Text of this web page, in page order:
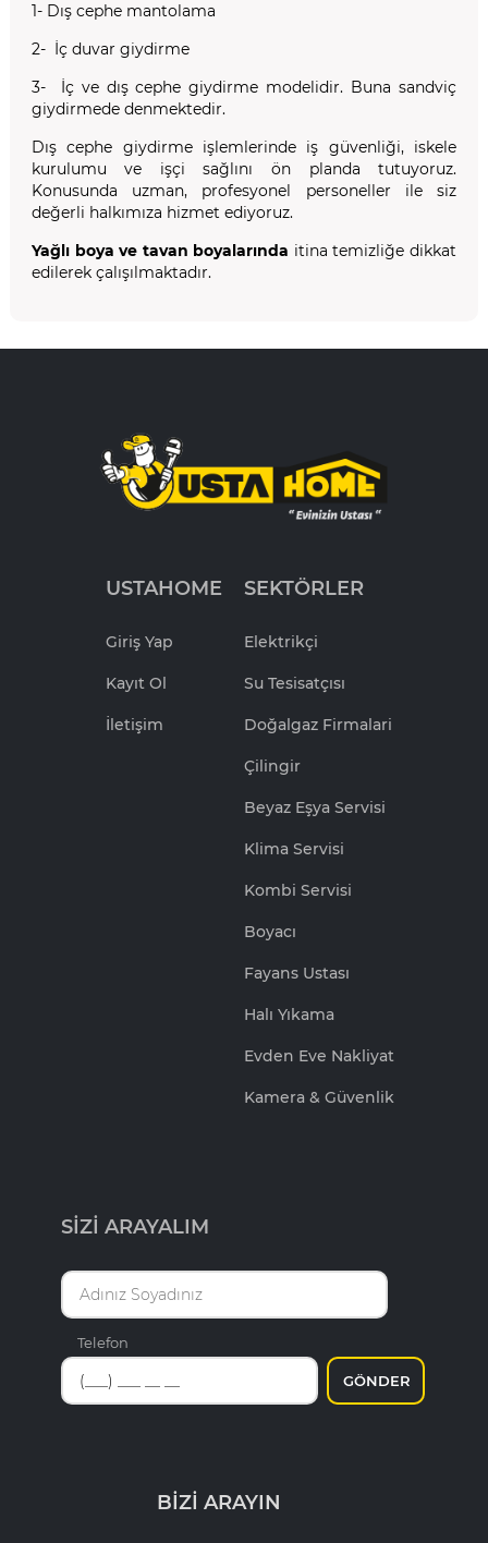
1- Dış cephe mantolama
2- İç duvar giydirme
3- İç ve dış cephe giydirme modelidir. Buna sandviç
giydirmede denmektedir.
Dış cephe giydirme işlemlerinde iş güvenliği, iskele
kurulumu ve işçi sağlını ön planda tutuyoruz.
Konusunda uzman, profesyonel personeller ile siz
değerli halkımıza hizmet ediyoruz.
Yağlı boya ve tavan boyalarında itina temizliğe dikkat
edilerek çalışılmaktadır.
USTAHOME
Giriş Yap
Kayıt Ol
İletişim
SEKTÖRLER
Elektrikçi
Su Tesisatçısı
Doğalgaz Firmalari
Çilingir
Beyaz Eşya Servisi
Klima Servisi
Kombi Servisi
Boyacı
Fayans Ustası
Halı Yıkama
Evden Eve Nakliyat
Kamera & Güvenlik
SİZİ ARAYALIM
Telefon
GÖNDER
BİZİ ARAYIN